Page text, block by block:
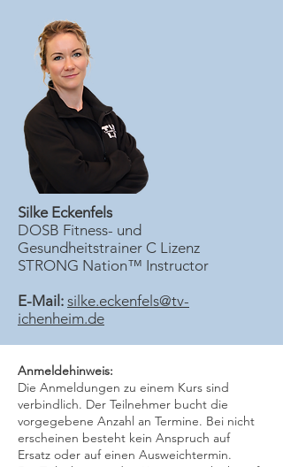
Silke Eckenfels
DOSB Fitness- und
Gesundheitstrainer C Lizenz
STRONG Nation™ Instructor
E-Mail: silke.eckenfels@tv-
ichenheim.de
Anmeldehinweis:
Die Anmeldungen zu einem Kurs sind
verbindlich. Der Teilnehmer bucht die
vorgegebene Anzahl an Termine. Bei nicht
erscheinen besteht kein Anspruch auf
Ersatz oder auf einen Ausweichtermin.